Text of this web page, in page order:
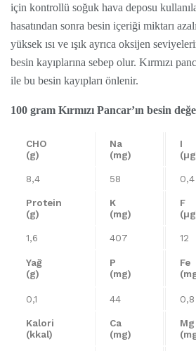
için kontrollü soğuk hava deposu
hasatından sonra besin içeriği miktarı
yüksek ısı ve ışık ayrıca oksijen
besin kayıplarına sebep olur. Kırmızı
ile bu besin kayıpları önlenir.
100 gram Kırmızı Pancar’ın besin
CHO
(g)
Na
(mg)
I
8,4 58 0,4
Protein
(g)
K
(mg)
F
1,6 407 12
Yağ
(g)
P
(mg)
Fe
0,1 44 0,8
Kalori
(kkal)
Ca
(mg)
Mg